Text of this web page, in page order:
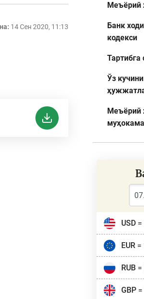
14 Сен 2020, 11:13
Меъёрий
Банк
кодекси
Ўз
Меъёрий
USD=
EUR=
RUB=
GBP=